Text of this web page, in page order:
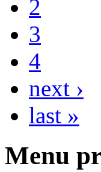
2
3
4
next ›
last »
Menu